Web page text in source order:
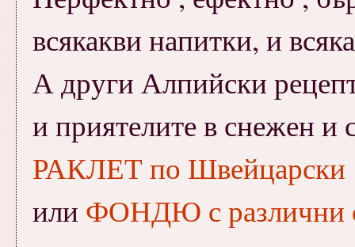
всякакви напитки, и
А други Алпийски
и приятелите в снежен и
РАКЛЕТ по Швейцарски
или ФОНДЮ с различни